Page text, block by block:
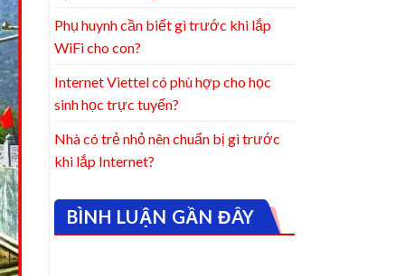
Phụ huynh cần biết gì trước khi lắp
WiFi cho con?
Internet Viettel có phù hợp cho học
sinh học trực tuyến?
Nhà có trẻ nhỏ nên chuẩn bị gì trước
khi lắp Internet?
BÌNH LUẬN GẦN ĐÂY